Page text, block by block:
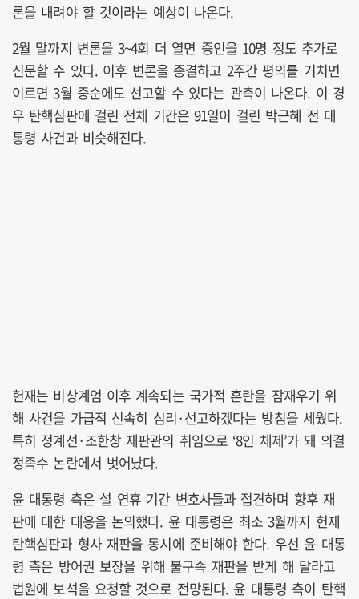
론을 내려야 할 것이라는 예상이 나온다.
2월 말까지 변론을 3~4회 더 열면 증인을 10명 정도 추가로
신문할 수 있다. 이후 변론을 종결하고 2주간 평의를 거치면
이르면 3월 중순에도 선고할 수 있다는 관측이 나온다. 이 경
우 탄핵심판에 걸린 전체 기간은 91일이 걸린 박근혜 전 대
통령 사건과 비슷해진다.
헌재는 비상계엄 이후 계속되는 국가적 혼란을 잠재우기 위
해 사건을 가급적 신속히 심리·선고하겠다는 방침을 세웠다.
특히 정계선·조한창 재판관의 취임으로 ‘8인 체제’가 돼 의결
정족수 논란에서 벗어났다.
윤 대통령 측은 설 연휴 기간 변호사들과 접견하며 향후 재
판에 대한 대응을 논의했다. 윤 대통령은 최소 3월까지 헌재
탄핵심판과 형사 재판을 동시에 준비해야 한다. 우선 윤 대통
령 측은 방어권 보장을 위해 불구속 재판을 받게 해 달라고
법원에 보석을 요청할 것으로 전망된다. 윤 대통령 측이 탄핵